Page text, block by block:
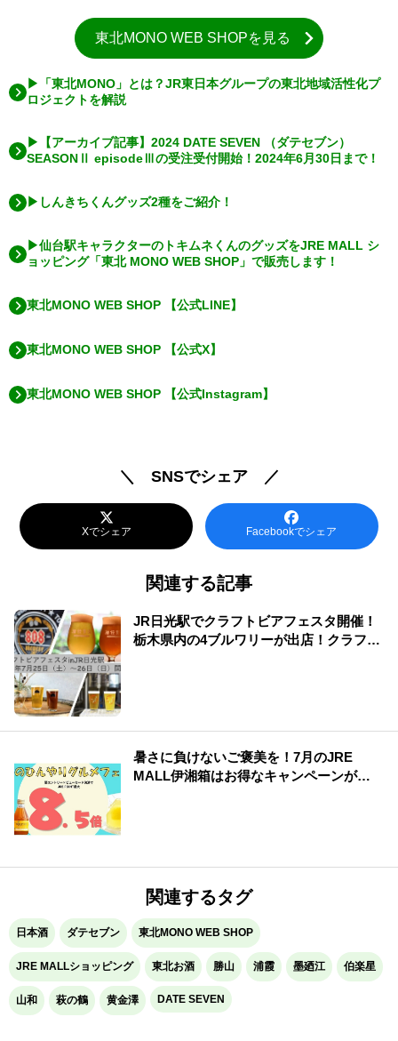
東北MONO WEB SHOPを見る
▶「東北MONO」とは？JR東日本グループの東北地域活性化プ
ロジェクトを解説
▶【アーカイブ記事】2024 DATE SEVEN （ダテセブン）
SEASONⅡ episodeⅢの受注受付開始！2024年6月30日まで！
▶しんきちくんグッズ2種をご紹介！
▶仙台駅キャラクターのトキムネくんのグッズをJRE MALL シ
ョッピング「東北 MONO WEB SHOP」で販売します！
東北MONO WEB SHOP 【公式LINE】
東北MONO WEB SHOP 【公式X】
東北MONO WEB SHOP 【公式Instagram】
＼ SNSでシェア ／
Xでシェア Facebookでシェア
関連する記事
JR日光駅でクラフトビアフェスタ開催！
栃木県内の4ブルワリーが出店！クラフト
暑さに負けないご褒美を！7月のJRE
MALL伊湘箱はお得なキャンペーンが盛
関連するタグ
日本酒 ダテセブン 東北MONO WEB SHOP
JRE MALLショッピング 東北お酒 勝山 浦霞 墨廼江 伯楽星
山和 萩の鶴 黄金澤 DATE SEVEN